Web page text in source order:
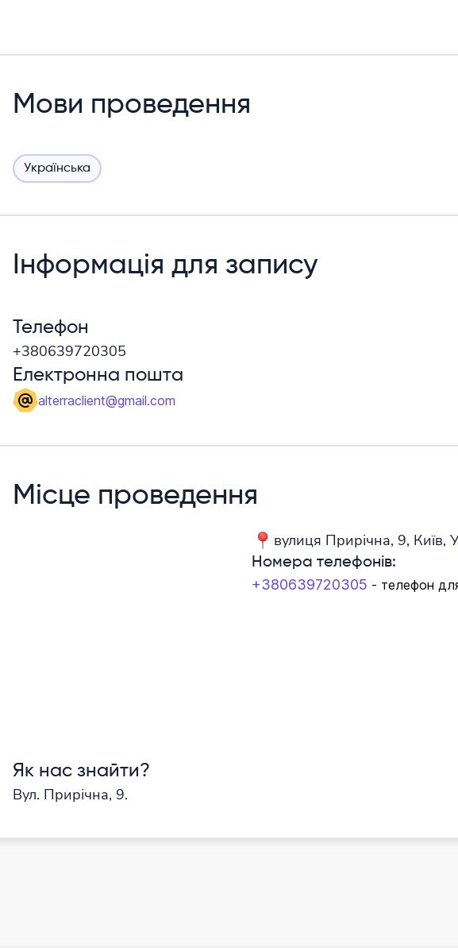
Мови проведення
Українська
Інформація для запису
Телефон
+380639720305
Електронна пошта
alterraclient@gmail.com
Місце проведення
вулиця Прирічна, 9, Київ,
Номера телефонів:
+380639720305 - телефон
Як нас знайти?
Вул. Прирічна, 9.